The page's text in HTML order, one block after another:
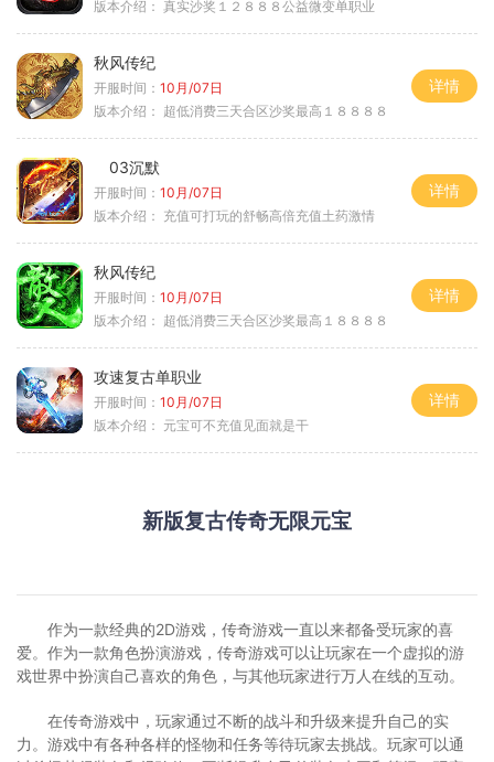
版本介绍： 真实沙奖１２８８８公益微变单职业
秋风传纪
开服时间： 10月/07日
版本介绍： 超低消费三天合区沙奖最高１８８８８
详情
03沉默
开服时间： 10月/07日
版本介绍： 充值可打玩的舒畅高倍充值土药激情
详情
秋风传纪
开服时间： 10月/07日
版本介绍： 超低消费三天合区沙奖最高１８８８８
详情
攻速复古单职业
开服时间： 10月/07日
版本介绍： 元宝可不充值见面就是干
详情
新版复古传奇无限元宝
作为一款经典的2D游戏，传奇游戏一直以来都备受玩家的喜
爱。作为一款角色扮演游戏，传奇游戏可以让玩家在一个虚拟的游
戏世界中扮演自己喜欢的角色，与其他玩家进行万人在线的互动。
在传奇游戏中，玩家通过不断的战斗和升级来提升自己的实
力。游戏中有各种各样的怪物和任务等待玩家去挑战。玩家可以通